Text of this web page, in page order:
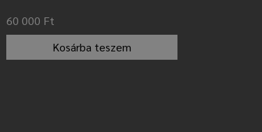
60 000 Ft
Kosárba teszem